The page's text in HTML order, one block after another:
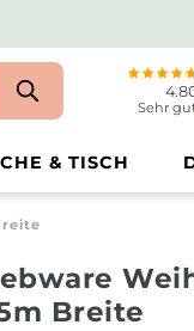
Sehr
& TISCH
Breite